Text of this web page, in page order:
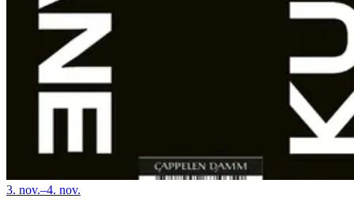
3. nov.–4. nov.